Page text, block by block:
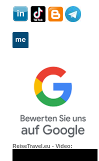
ReiseTravel.eu - Video: